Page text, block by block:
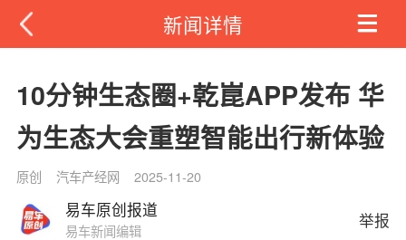
新闻详情
10分钟生态圈+乾崑APP发布 华
为生态大会重塑智能出行新体验
原创 汽车产经网 2025-11-20
易车原创报道
易车新闻编辑
举报